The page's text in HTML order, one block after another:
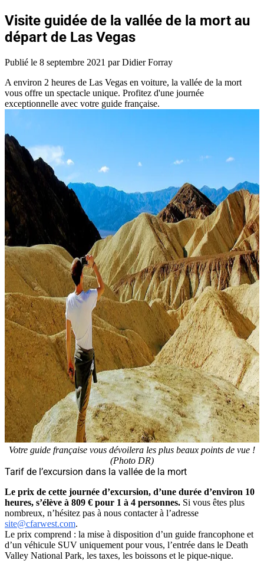
Visite guidée de la vallée de la mort au
départ de Las Vegas
Publié le 8 septembre 2021 par Didier Forray
A environ 2 heures de Las Vegas en voiture, la vallée de la mort
vous offre un spectacle unique. Profitez d'une journée
exceptionnelle avec votre guide française.
Votre guide française vous dévoilera les plus beaux points de vue !
(Photo DR)
Tarif de l’excursion dans la vallée de la mort
Le prix de cette journée d’excursion, d’une durée d’environ 10
heures, s’élève à 809 € pour 1 à 4 personnes. Si vous êtes plus
nombreux, n’hésitez pas à nous contacter à l’adresse
site@cfarwest.com.
Le prix comprend : la mise à disposition d’un guide francophone et
d’un véhicule SUV uniquement pour vous, l’entrée dans le Death
Valley National Park, les taxes, les boissons et le pique-nique.